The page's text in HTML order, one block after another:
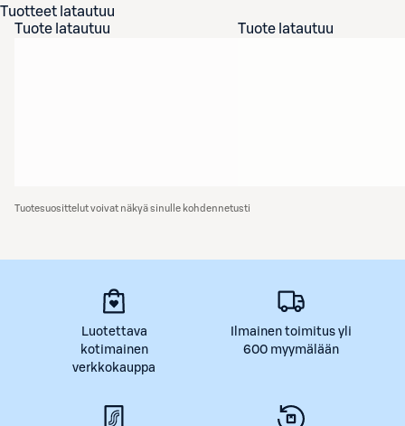
Tuotteet latautuu
Tuote latautuu
Tuote latautuu
Tuotesuosittelut voivat näkyä sinulle kohdennetusti
Luotettava
kotimainen
verkkokauppa
Ilmainen toimitus yli
600 myymälään